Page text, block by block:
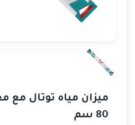
ميزان مياه توتال
80 سم